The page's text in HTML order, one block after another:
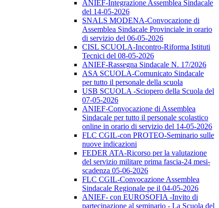
ANIEF-Integrazione Assemblea Sindacale
del 14-05-2026
SNALS MODENA-Convocazione di
Assemblea Sindacale Provinciale in orario
di servizio del 06-05-2026
CISL SCUOLA-Incontro-Riforma Istituti
Tecnici del 08-05-2026
ANIEF-Rassegna Sindacale N. 17/2026
ASA SCUOLA-Comunicato Sindacale
per tutto il personale della scuola
USB SCUOLA -Sciopero della Scuola del
07-05-2026
ANIEF-Convocazione di Assemblea
Sindacale per tutto il personale scolastico
online in orario di servizio del 14-05-2026
FLC CGIL-con PROTEO-Seminario sulle
nuove indicazioni
FEDER ATA-Ricorso per la valutazione
del servizio militare prima fascia-24 mesi-
scadenza 05-06-2026
FLC CGIL-Convocazione Assemblea
Sindacale Regionale pe il 04-05-2026
ANIEF- con EUROSOFIA -Invito di
partecipazione al seminario - La Scuola del